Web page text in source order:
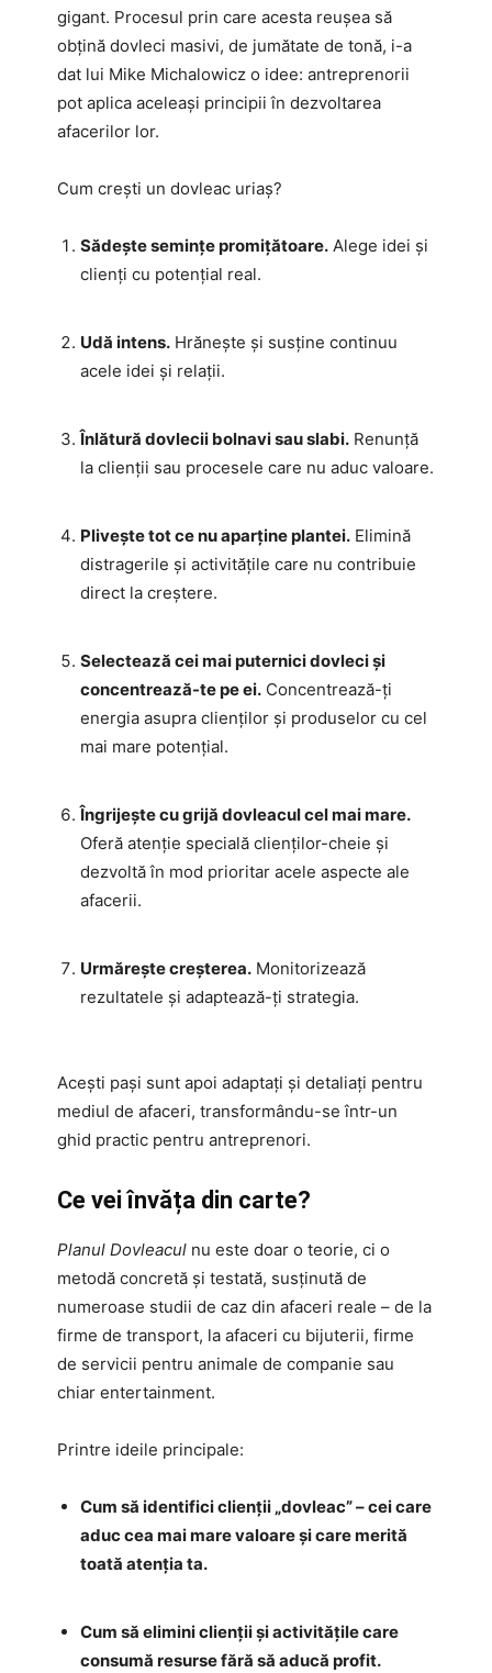
gigant. Procesul prin care acesta reușea să
obțină dovleci masivi, de jumătate de tonă, i-a
dat lui Mike Michalowicz o idee: antreprenorii
pot aplica aceleași principii în dezvoltarea
afacerilor lor.
Cum crești un dovleac uriaș?
Sădește semințe promițătoare. Alege idei și
clienți cu potențial real.
Udă intens. Hrănește și susține continuu
acele idei și relații.
Înlătură dovlecii bolnavi sau slabi. Renunță
la clienții sau procesele care nu aduc valoare.
Plivește tot ce nu aparține plantei. Elimină
distragerile și activitățile care nu contribuie
direct la creștere.
Selectează cei mai puternici dovleci și
concentrează-te pe ei. Concentrează-ți
energia asupra clienților și produselor cu cel
mai mare potențial.
Îngrijește cu grijă dovleacul cel mai mare.
Oferă atenție specială clienților-cheie și
dezvoltă în mod prioritar acele aspecte ale
afacerii.
Urmărește creșterea. Monitorizează
rezultatele și adaptează-ți strategia.
Acești pași sunt apoi adaptați și detaliați pentru
mediul de afaceri, transformându-se într-un
ghid practic pentru antreprenori.
Ce vei învăța din carte?
Planul Dovleacul nu este doar o teorie, ci o
metodă concretă și testată, susținută de
numeroase studii de caz din afaceri reale – de la
firme de transport, la afaceri cu bijuterii, firme
de servicii pentru animale de companie sau
chiar entertainment.
Printre ideile principale:
Cum să identifici clienții „dovleac” – cei care
aduc cea mai mare valoare și care merită
toată atenția ta.
Cum să elimini clienții și activitățile care
consumă resurse fără să aducă profit.